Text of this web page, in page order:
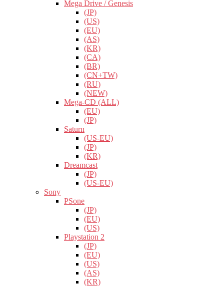
Mega Drive / Genesis
(JP)
(US)
(EU)
(AS)
(KR)
(CA)
(BR)
(CN+TW)
(RU)
(NEW)
Mega-CD (ALL)
(EU)
(JP)
Saturn
(US-EU)
(JP)
(KR)
Dreamcast
(JP)
(US-EU)
Sony
PSone
(JP)
(EU)
(US)
Playstation 2
(JP)
(EU)
(US)
(AS)
(KR)